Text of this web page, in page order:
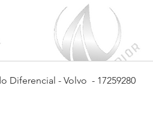
Diferencial - Volvo - 17259280